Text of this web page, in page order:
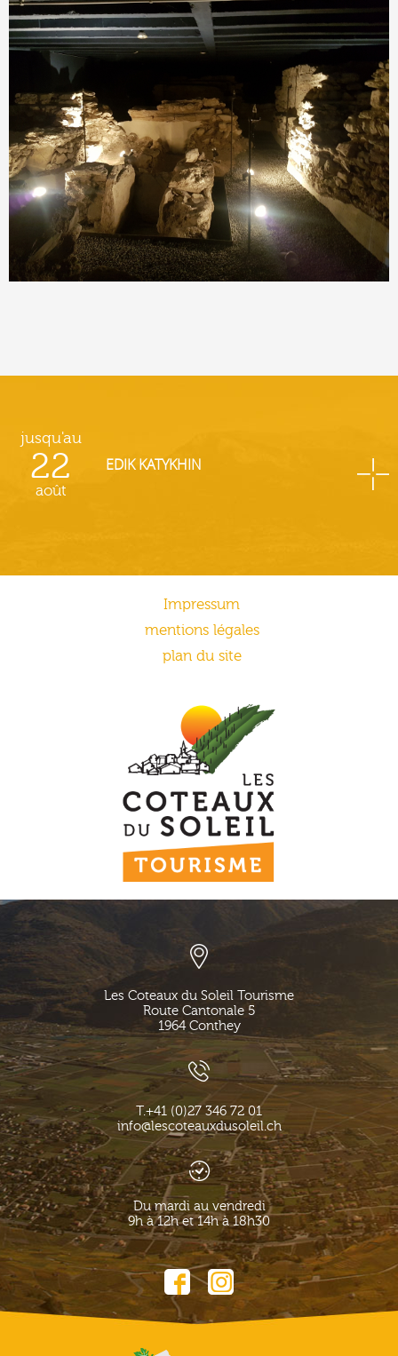
jusqu'au
22
août
EDIK KATYKHIN
Impressum
mentions légales
plan du site
Les Coteaux du Soleil Tourisme
Route Cantonale 5
1964 Conthey
T.+41 (0)27 346 72 01
info@lescoteauxdusoleil.ch
Du mardi au vendredi
9h à 12h et 14h à 18h30